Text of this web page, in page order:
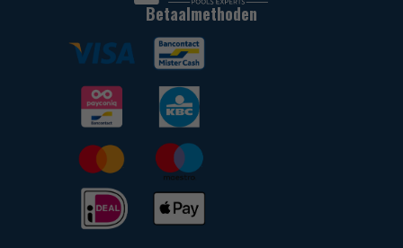
Betaalmethoden